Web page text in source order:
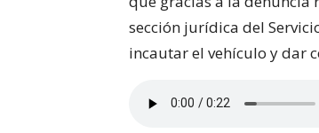
sección jurídica del
incautar el vehículo y dar